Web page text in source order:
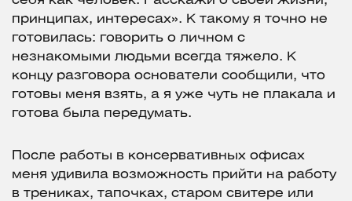
принципах, интересах». К такому я точно не
готовилась: говорить о личном с
незнакомыми людьми всегда тяжело. К
концу разговора основатели сообщили, что
готовы меня взять, а я уже чуть не плакала и
готова была передумать.
После работы в консервативных офисах
меня удивила возможность прийти на работу
в трениках, тапочках, старом свитере или